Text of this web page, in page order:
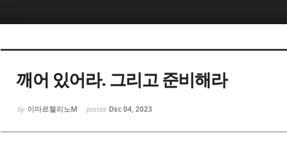
깨어 있어라. 그리고 준비해라
by 이마르첼리노M posted Dec 04, 2023
Sketchbook5, 스케치북5
Sketchbook5, 스케치북5